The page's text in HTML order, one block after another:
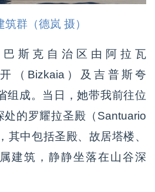
筑群（德岚 摄）
斯克自治区由阿拉瓦
（Bizkaia）及吉普斯夸
组成。当日，她带我前往位
的罗耀拉圣殿（Santuario
其中包括圣殿、故居塔楼、
建筑，静静坐落在山谷深